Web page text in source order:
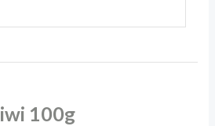
100g